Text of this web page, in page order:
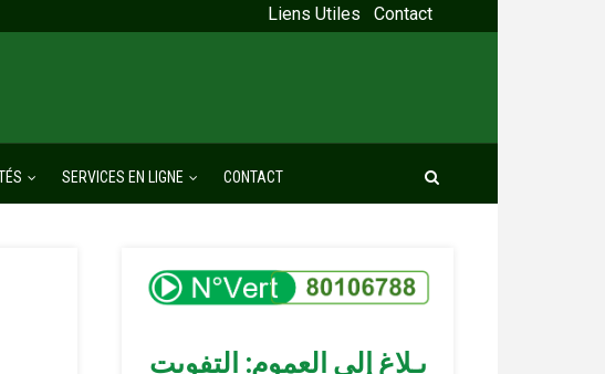
Liens Utiles Contact
SERVICES EN LIGNE CONTACT
بـلاغ إلى العموم: التفويت